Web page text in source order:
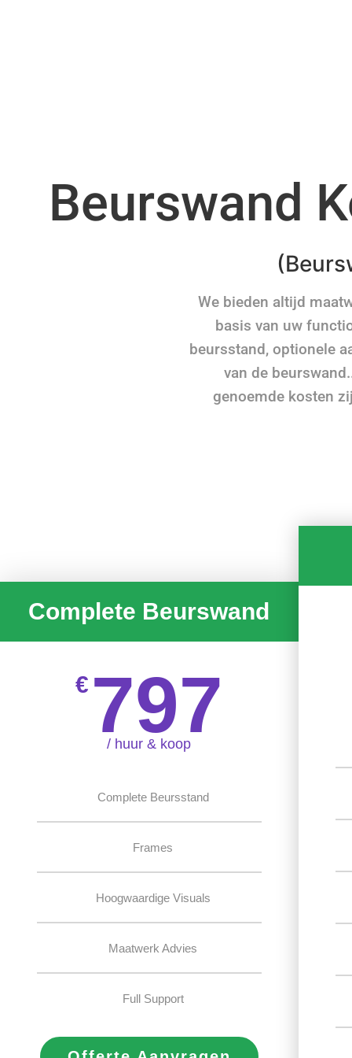
Beurswand
We bieden altijd
basis van uw
beursstand, optionele
van de
genoemde kosten
Complete Beurswand
€ 797
/ huur & koop
Complete Beursstand
Frames
Hoogwaardige Visuals
Maatwerk Advies
Full Support